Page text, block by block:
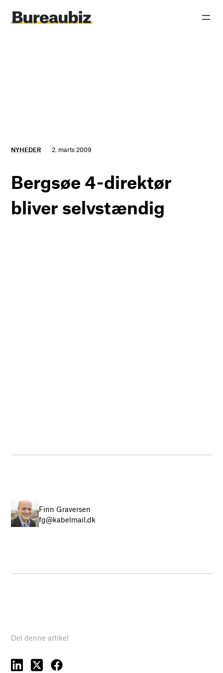
indhold
NYHEDER 2. marts 2009
Bergsøe 4-direktør
bliver selvstændig
Finn Graversen
fg@kabelmail.dk
Del denne artikel